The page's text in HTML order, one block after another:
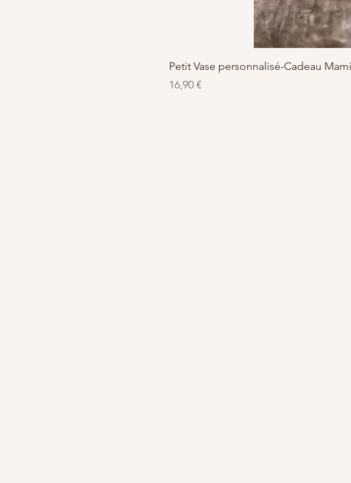
Petit Vase personnalisé-Cadeau
Precio
16,90 €